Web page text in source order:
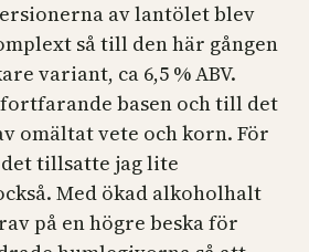
av lantölet blev
så till den här gången
variant, ca 6,5 % ABV.
basen och till det
omältat vete och korn. För
tillsatte jag lite
Med ökad alkoholhalt
på en högre beska för